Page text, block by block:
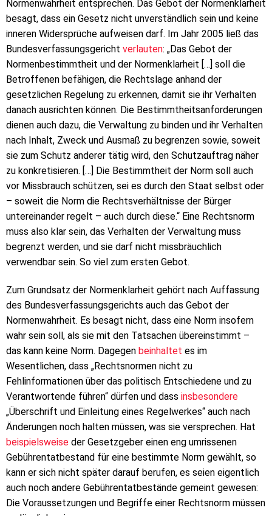
Normenwahrheit entsprechen. Das Gebot der Normenklarheit
besagt, dass ein Gesetz nicht unverständlich sein und keine
inneren Widersprüche aufweisen darf. Im Jahr 2005 ließ das
Bundesverfassungsgericht verlauten: „Das Gebot der
Normenbestimmtheit und der Normenklarheit […] soll die
Betroffenen befähigen, die Rechtslage anhand der
gesetzlichen Regelung zu erkennen, damit sie ihr Verhalten
danach ausrichten können. Die Bestimmtheitsanforderungen
dienen auch dazu, die Verwaltung zu binden und ihr Verhalten
nach Inhalt, Zweck und Ausmaß zu begrenzen sowie, soweit
sie zum Schutz anderer tätig wird, den Schutzauftrag näher
zu konkretisieren. […] Die Bestimmtheit der Norm soll auch
vor Missbrauch schützen, sei es durch den Staat selbst oder
– soweit die Norm die Rechtsverhältnisse der Bürger
untereinander regelt – auch durch diese.“ Eine Rechtsnorm
muss also klar sein, das Verhalten der Verwaltung muss
begrenzt werden, und sie darf nicht missbräuchlich
verwendbar sein. So viel zum ersten Gebot.
Zum Grundsatz der Normenklarheit gehört nach Auffassung
des Bundesverfassungsgerichts auch das Gebot der
Normenwahrheit. Es besagt nicht, dass eine Norm insofern
wahr sein soll, als sie mit den Tatsachen übereinstimmt –
das kann keine Norm. Dagegen beinhaltet es im
Wesentlichen, dass „Rechtsnormen nicht zu
Fehlinformationen über das politisch Entschiedene und zu
Verantwortende führen“ dürfen und dass insbesondere
„Überschrift und Einleitung eines Regelwerkes“ auch nach
Änderungen noch halten müssen, was sie versprechen. Hat
beispielsweise der Gesetzgeber einen eng umrissenen
Gebührentatbestand für eine bestimmte Norm gewählt, so
kann er sich nicht später darauf berufen, es seien eigentlich
auch noch andere Gebührentatbestände gemeint gewesen:
Die Voraussetzungen und Begriffe einer Rechtsnorm müssen